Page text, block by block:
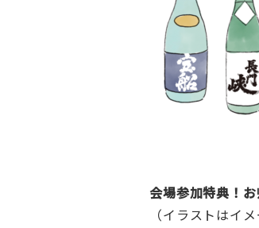
会場参加特典！
（イラストはイ